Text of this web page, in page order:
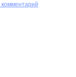
комментарий